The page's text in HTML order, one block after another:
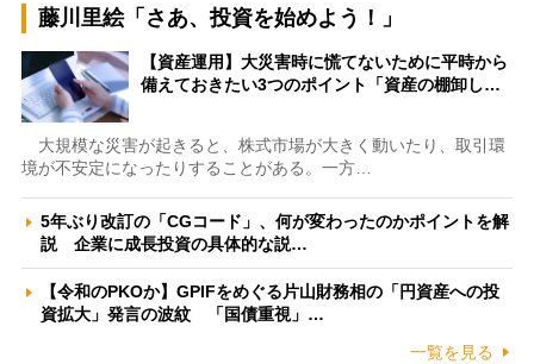
藤川里絵「さあ、投資を始めよう！」
【資産運用】大災害時に慌てないために平時から
備えておきたい3つのポイント「資産の棚卸し…
大規模な災害が起きると、株式市場が大きく動いたり、取引環
境が不安定になったりすることがある。一方…
5年ぶり改訂の「CGコード」、何が変わったのかポイントを解
説 企業に成長投資の具体的な説…
【令和のPKOか】GPIFをめぐる片山財務相の「円資産への投
資拡大」発言の波紋 「国債重視」…
一覧を見る